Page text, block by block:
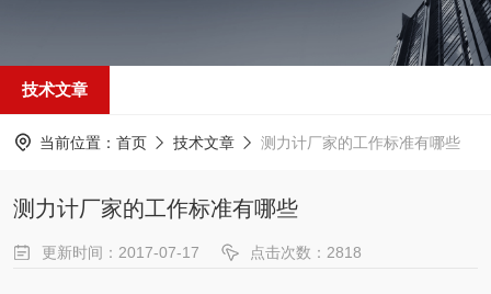
技术文章
当前位置： 首页 技术文章 测力计厂家的工作标准有哪些
测力计厂家的工作标准有哪些
更新时间：2017-07-17 点击次数：2818